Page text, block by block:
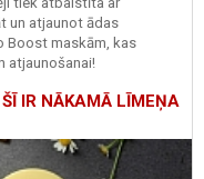
un atjaunot ādas
Boost maskām, kas
atjaunošanai!
IR NĀKAMĀ LĪMEŅA